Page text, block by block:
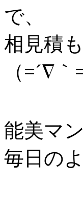
で、
相見積
（=´∇｀
能美マ
毎日の